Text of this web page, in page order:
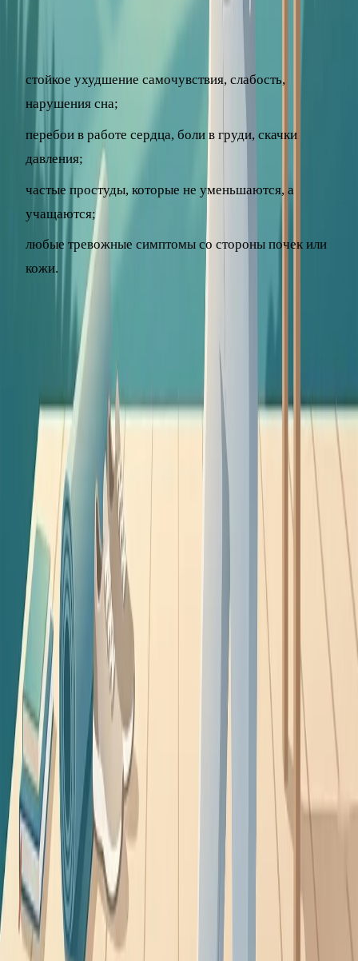
Обязательно обратитесь к специалисту, если на фоне
стойкое ухудшение самочувствия, слабость,
нарушения сна;
перебои в работе сердца, боли в груди, скачки
давления;
частые простуды, которые не уменьшаются, а
учащаются;
любые тревожные симптомы со стороны почек или
кожи.
Закаливание – полезный, но вспомогательный инструмент.
Оно не заменяет лечение болезней и вакцинацию, а
грамотный старт лучше планировать вместе с врачом.
Статья носит информационный характер и не заменяет
консультацию врача.
Данная статья носит информационный характер и не заменяет
консультацию врача. При наличии симптомов обратитесь к
специалисту.
Читайте также по теме
профилактика
Главная статья
Как укрепить иммунитет взрослому: 10 методов с
доказательной базой
Что реально укрепляет иммунитет, а что является
маркетингом? Разбираем 10 научно обоснованных способов
для взрослых.
профилактика
Как повысить иммунитет ребёнку: что работает на самом деле
Разбираем, как укрепить иммунитет ребёнку без лишних трат:
сон, питание, движение и закаливание. Что реально помогает
часто болеющим детям.
профилактика
Какие витамины реально повышают иммунитет: обзор с
доказательной базой
Рынок заполнен иммуностимуляторами. Разбираем, какие
добавки действительно работают по данным исследований, а
какие — маркетинг.
HealthЦентрДоказательно о здоровье
Выверенный разбор симптомов, болезней и привычек.
Объясняем, что происходит с телом, и помогаем принимать
решения без паники.
Разделы
Все статьи